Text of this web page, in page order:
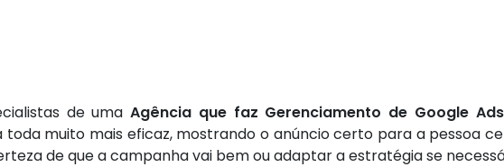
de umaAgência que faz Gerenciamento de Google
muito mais eficaz, mostrando o anúncio certo para a pessoa
de que a campanha vai bem ou adaptar a estratégia se